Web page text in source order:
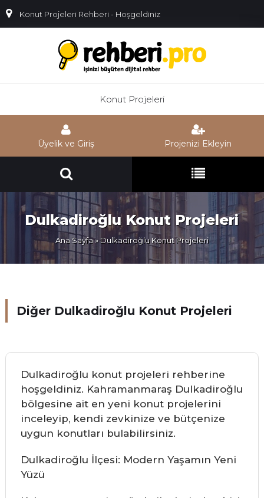
Konut Projeleri Rehberi - Hoşgeldiniz
Konut Projeleri
Üyelik ve Giriş Projenizi Ekleyin
Dulkadiroğlu Konut Projeleri
Ana Sayfa» Dulkadiroğlu Konut Projeleri
Diğer Dulkadiroğlu Konut Projeleri
Dulkadiroğlu konut projeleri rehberine
hoşgeldiniz. Kahramanmaraş Dulkadiroğlu
bölgesine ait en yeni konut projelerini
inceleyip, kendi zevkinize ve bütçenize
uygun konutları bulabilirsiniz.
Dulkadiroğlu İlçesi: Modern Yaşamın Yeni
Yüzü